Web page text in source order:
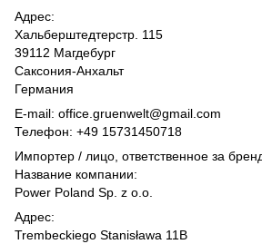
Адрес:
Хальберштедтерстр. 115
39112 Магдебург
Саксония-Анхальт
Германия
E-mail: office.gruenwelt@gmail.com
Телефон: +49 15731450718
Импортер / лицо, ответственное за
Название компании:
Power Poland Sp. z o.o.
Адрес:
Trembeckiego Stanisława 11B